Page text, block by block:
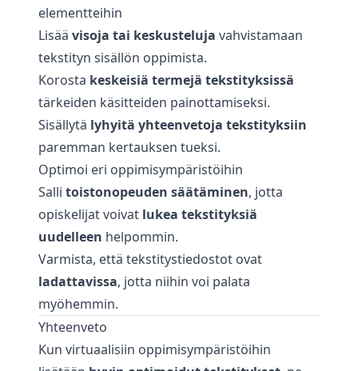
elementteihin
Lisää visoja tai keskusteluja vahvistamaan
tekstityn sisällön oppimista.
Korosta keskeisiä termejä tekstityksissä
tärkeiden käsitteiden painottamiseksi.
Sisällytä lyhyitä yhteenvetoja tekstityksiin
paremman kertauksen tueksi.
Optimoi eri oppimisympäristöihin
Salli toistonopeuden säätäminen, jotta
opiskelijat voivat lukea tekstityksiä
uudelleen helpommin.
Varmista, että tekstitystiedostot ovat
ladattavissa, jotta niihin voi palata
myöhemmin.
Yhteenveto
Kun virtuaalisiin oppimisympäristöihin